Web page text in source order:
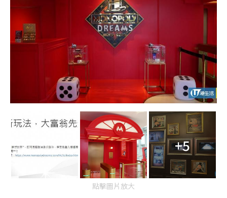
+5
點擊圖片放大